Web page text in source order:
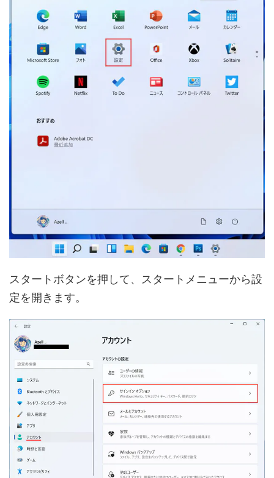
スタートボタンを押して、スタートメニューから設
定を開きます。